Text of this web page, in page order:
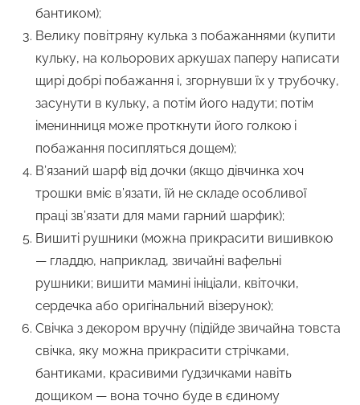
бантиком);
Велику повітряну кулька з побажаннями (купити
кульку, на кольорових аркушах паперу написати
щирі добрі побажання і, згорнувши їх у трубочку,
засунути в кульку, а потім його надути; потім
іменинниця може проткнути його голкою і
побажання посипляться дощем);
В’язаний шарф від дочки (якщо дівчинка хоч
трошки вміє в’язати, їй не складе особливої
праці зв’язати для мами гарний шарфик);
Вишиті рушники (можна прикрасити вишивкою
— гладдю, наприклад, звичайні вафельні
рушники; вишити мамині ініціали, квіточки,
сердечка або оригінальний візерунок);
Свічка з декором вручну (підійде звичайна товста
свічка, яку можна прикрасити стрічками,
бантиками, красивими ґудзичками навіть
дощиком — вона точно буде в єдиному